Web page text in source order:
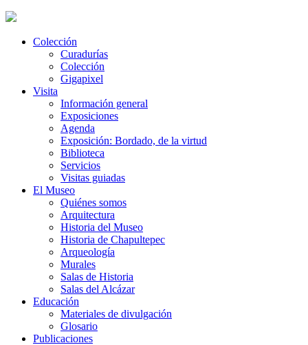
Colección
Curadurías
Colección
Gigapixel
Visita
Información general
Exposiciones
Agenda
Exposición: Bordado, de la virtud
Biblioteca
Servicios
Visitas guiadas
El Museo
Quiénes somos
Arquitectura
Historia del Museo
Historia de Chapultepec
Arqueología
Murales
Salas de Historia
Salas del Alcázar
Educación
Materiales de divulgación
Glosario
Publicaciones